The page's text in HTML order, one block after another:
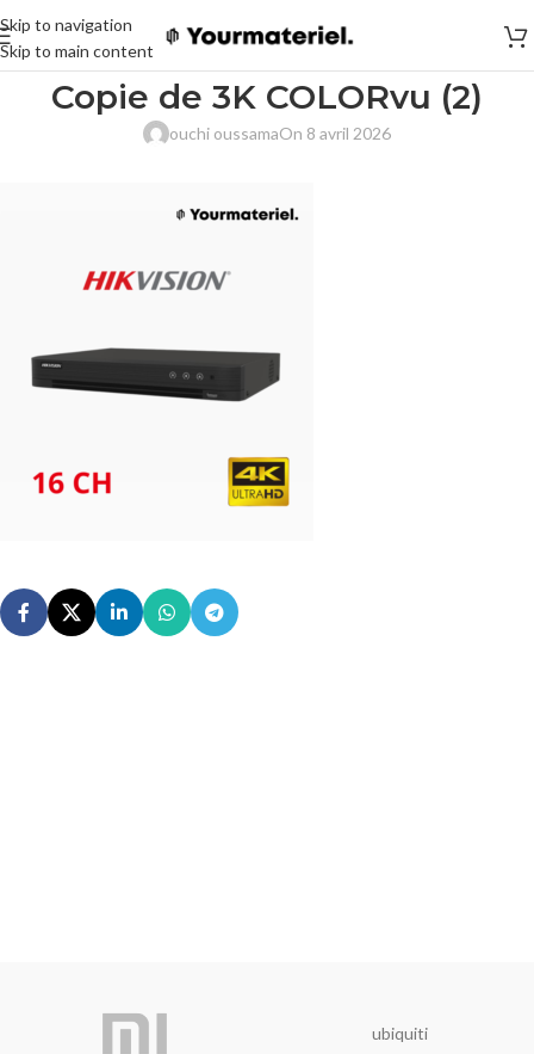
Skip to navigation
Skip to main content
Copie de 3K COLORvu (2)
ouchi oussamaOn 8 avril 2026
ubiquiti